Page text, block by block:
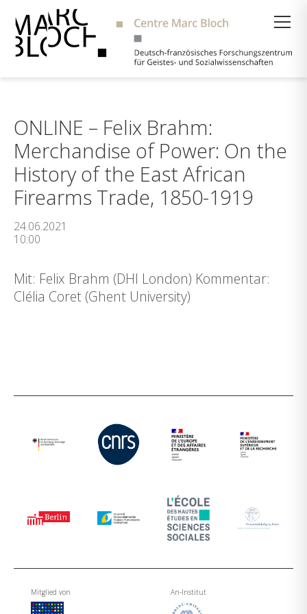
ONLINE – Felix Brahm:
Merchandise of Power: On the
History of the East African
Firearms Trade, 1850-1919
24.06.2021
10:00
Mit: Felix Brahm (DHI London) Kommentar:
Clélia Coret (Ghent University)
Mitglied von An-Institut